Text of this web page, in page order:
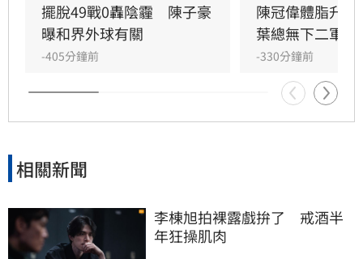
擺脫49戰0轟陰霾　陳子豪
曝和界外球有關
-405分鐘前
陳冠偉體脂升
葉總無下二軍打
-330分鐘前
相關新聞
李棟旭拍裸露戲拚了　戒酒半
年狂操肌肉